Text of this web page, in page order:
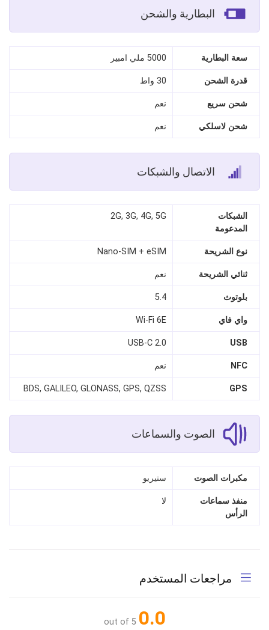
البطارية والشحن
سعة البطارية 5000 ملي امبير
قدرة الشحن 30 واط
شحن سريع نعم
شحن لاسلكي نعم
الاتصال والشبكات
الشبكات
المدعومة
2G, 3G, 4G, 5G
نوع الشريحة Nano‑SIM + eSIM
ثنائي الشريحة نعم
بلوتوث 5.4
واي فاي Wi‑Fi 6E
USB
USB‑C 2.0
NFC نعم
GPS
BDS, GALILEO, GLONASS, GPS, QZSS
الصوت والسماعات
مكبرات الصوت ستيريو
منفذ سماعات
الرأس
لا
مراجعات المستخدم
0.0
out of 5